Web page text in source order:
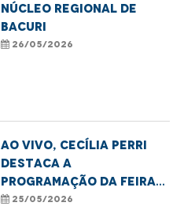
NÚCLEO REGIONAL DE
BACURI
26/05/2026
Ao vivo, Cecília Perri
destaca a
programação da Feira
Cultural MARADEFS
25/05/2026